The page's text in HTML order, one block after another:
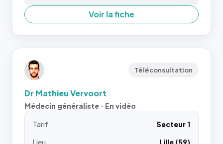
Voir la fiche
Téléconsultation
Dr Mathieu Vervoort
Médecin généraliste · En vidéo
Tarif
Secteur 1
Lieu
Lille (59)